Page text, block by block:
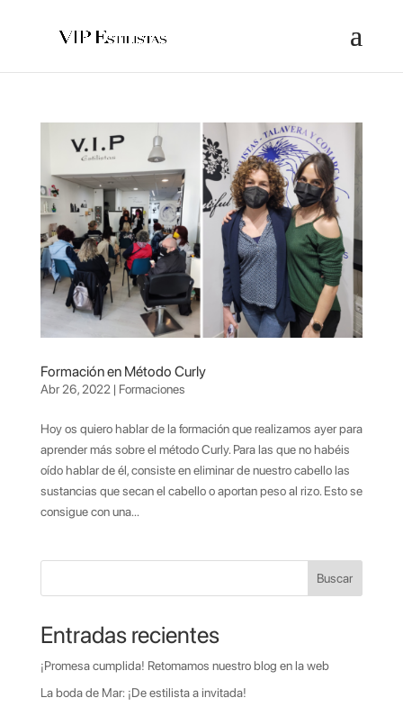
Formación en Método Curly
Abr 26, 2022 | Formaciones
Hoy os quiero hablar de la formación que realizamos ayer para
aprender más sobre el método Curly. Para las que no habéis
oído hablar de él, consiste en eliminar de nuestro cabello las
sustancias que secan el cabello o aportan peso al rizo. Esto se
consigue con una...
Buscar
Entradas recientes
¡Promesa cumplida! Retomamos nuestro blog en la web
La boda de Mar: ¡De estilista a invitada!